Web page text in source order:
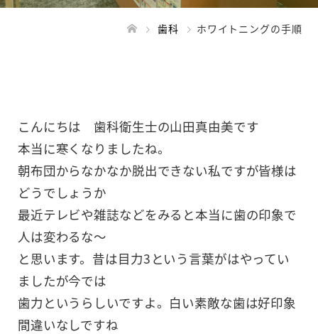
歯科 ホワイトニングの手順
こんにちは 歯科衛生士の山田真由美です
本当に寒くなりましたね。
朝布団からなかなか脱出できない私ですが皆様は
どうでしょうか
最近テレビや雑誌などをみると本当に歯の印象で
人は変わるな～
と思います。昔は目力3という言葉がはやってい
ましたが今では
歯力というらしいですよ。白い素敵な歯は好印象
間違いなしですね